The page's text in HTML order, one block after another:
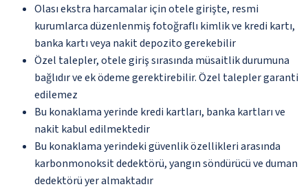
Olası ekstra harcamalar için otele girişte, resmi
kurumlarca düzenlenmiş fotoğraflı kimlik ve kredi kartı,
banka kartı veya nakit depozito gerekebilir
Özel talepler, otele giriş sırasında müsaitlik durumuna
bağlıdır ve ek ödeme gerektirebilir. Özel talepler garanti
edilemez
Bu konaklama yerinde kredi kartları, banka kartları ve
nakit kabul edilmektedir
Bu konaklama yerindeki güvenlik özellikleri arasında
karbonmonoksit dedektörü, yangın söndürücü ve duman
dedektörü yer almaktadır